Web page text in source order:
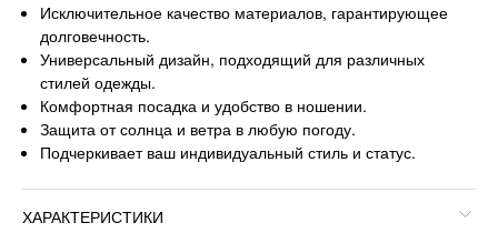
Исключительное качество материалов, гарантирующее
долговечность.
Универсальный дизайн, подходящий для различных
стилей одежды.
Комфортная посадка и удобство в ношении.
Защита от солнца и ветра в любую погоду.
Подчеркивает ваш индивидуальный стиль и статус.
ХАРАКТЕРИСТИКИ